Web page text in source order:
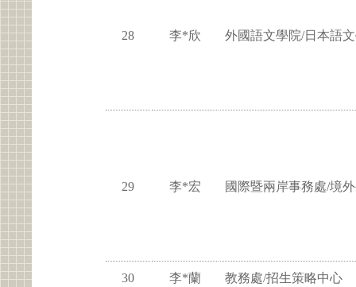
28 李*欣 外國語文學院/日本語
29 李*宏 國際暨兩岸事務處/境
30 李*蘭 教務處/招生策略中心